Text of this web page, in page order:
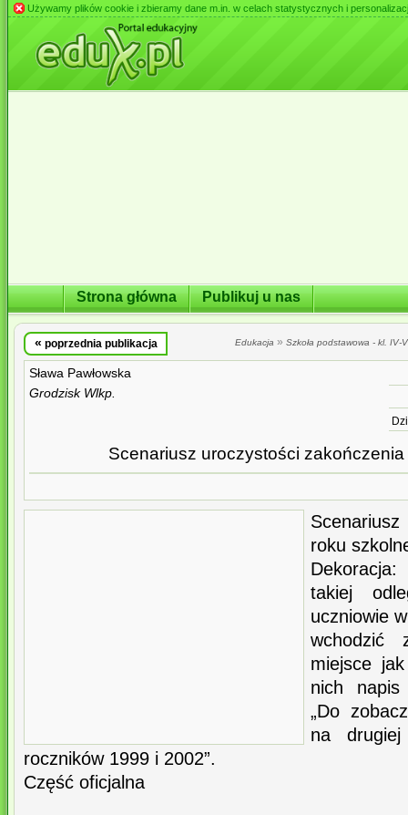
Używamy plików cookie i zbieramy dane m.in. w celach statystycznych i
Strona główna Publikuj u nas
« poprzednia publikacja Edukacja » Szkoła podstawowa - kl. IV-
Sława Pawłowska
Grodzisk Wlkp.
Scenariusz uroczystości
Scenariusz
roku
takiej
uczniowie
miejsce
nich napis
„Do
na
roczników 1999 i 2002”.
Część oficjalna